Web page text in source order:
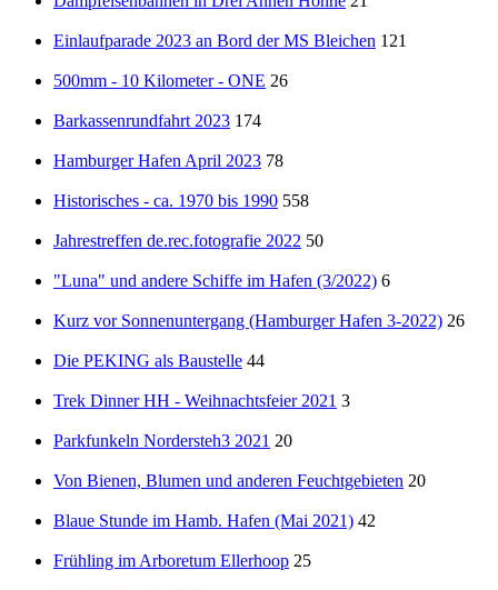
Einlaufparade 2023 an Bord der MS Bleichen 121
500mm - 10 Kilometer - ONE 26
Barkassenrundfahrt 2023 174
Hamburger Hafen April 2023 78
Historisches - ca. 1970 bis 1990 558
Jahrestreffen de.rec.fotografie 2022 50
"Luna" und andere Schiffe im Hafen (3/2022) 6
Kurz vor Sonnenuntergang (Hamburger Hafen 3-2022) 26
Die PEKING als Baustelle 44
Trek Dinner HH - Weihnachtsfeier 2021 3
Parkfunkeln Nordersteh3 2021 20
Von Bienen, Blumen und anderen Feuchtgebieten 20
Blaue Stunde im Hamb. Hafen (Mai 2021) 42
Frühling im Arboretum Ellerhoop 25